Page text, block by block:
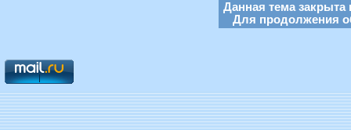
Данная тема закрыта
Для продолжения